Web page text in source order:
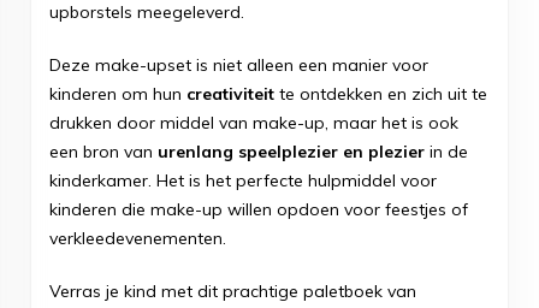
upborstels meegeleverd.
Deze make-upset is niet alleen een manier voor
kinderen om hun creativiteit te ontdekken en zich uit te
drukken door middel van make-up, maar het is ook
een bron van urenlang speelplezier en plezier in de
kinderkamer. Het is het perfecte hulpmiddel voor
kinderen die make-up willen opdoen voor feestjes of
verkleedevenementen.
Verras je kind met dit prachtige paletboek van